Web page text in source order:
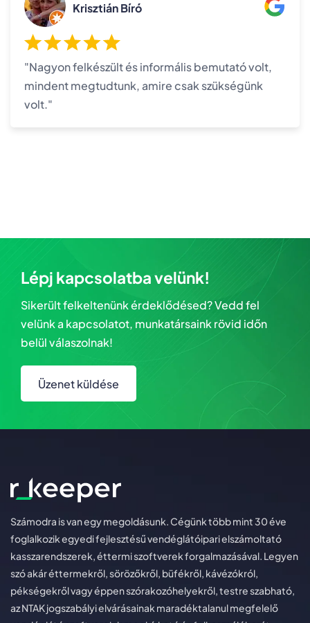
Krisztián Bíró
"Nagyon felkészült és informális bemutató volt,
mindent megtudtunk, amire csak szükségünk
volt."
Lépj kapcsolatba velünk!
Sikerült felkeltenünk érdeklődésed? Vedd fel
velünk a kapcsolatot, munkatársaink rövid időn
belül válaszolnak!
Üzenet küldése
Számodra is van egy megoldásunk. Cégünk több mint 30 éve
foglalkozik egyedi fejlesztésű vendéglátóipari elszámoltató
kasszarendszerek, éttermi szoftverek forgalmazásával. Legyen
szó akár éttermekről, sörözőkről, büfékről, kávézókról,
pékségekről vagy éppen szórakozóhelyekről, testre szabható,
az NTAK jogszabályi elvárásainak maradéktalanul megfelelő